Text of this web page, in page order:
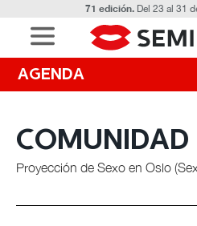
71 edición.Del 23 al 31
AGENDA
COMUNIDAD
Proyección de Sexo en Oslo